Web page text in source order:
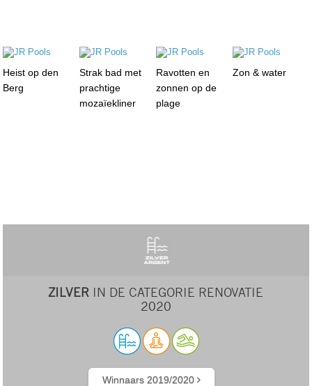
Heist op den
Berg
Strak bad met
prachtige
mozaïekliner
Ravotten en
zonnen op de
plage
Zon & water
ZILVER IN DE CATEGORIE RENOVATIE
2020
Winnaars 2019/2020